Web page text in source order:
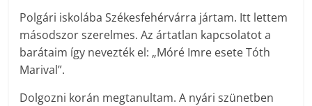
Polgári iskolába Székesfehérvárra jártam. Itt lettem
másodszor szerelmes. Az ártatlan kapcsolatot a
barátaim így nevezték el: „Móré Imre esete Tóth
Marival”.
Dolgozni korán megtanultam. A nyári szünetben